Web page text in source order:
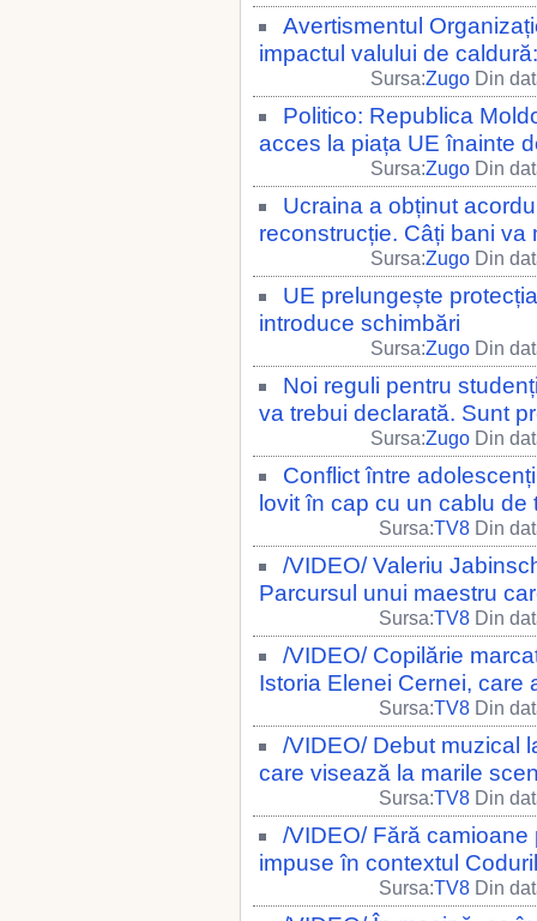
Avertismentul
impactul valului de
Sursa:Zugo Din
Politico: Republica
acces la piața UE înainte
Sursa:Zugo Din
Ucraina a obținut
reconstrucție. Câți bani va
Sursa:Zugo Din
UE prelungește
introduce schimbări
Sursa:Zugo Din
Noi reguli pentru
va trebui declarată. Sunt
Sursa:Zugo Din
Conflict între
lovit în cap cu un cablu de
Sursa:TV8 Din
/VIDEO/ Valeriu
Parcursul unui maestru
Sursa:TV8 Din
/VIDEO/ Copilărie
Istoria Elenei Cernei, care
Sursa:TV8 Din
/VIDEO/ Debut muzical
care visează la marile
Sursa:TV8 Din
/VIDEO/ Fără camioane
impuse în contextul
Sursa:TV8 Din